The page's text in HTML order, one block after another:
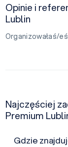
Opinie i
Lublin
Organizowałaś/
Najczęściej
Premium
Gdzie